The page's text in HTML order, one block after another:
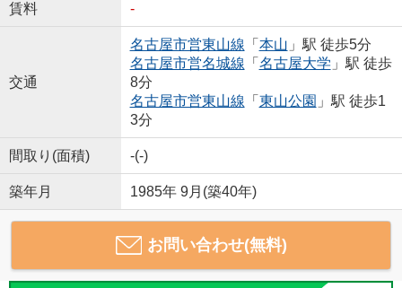
賃料 -
交通
名古屋市営東山線 「 本山 」駅 徒歩5分
名古屋市営名城線 「 名古屋大学 」駅 徒歩
8分
名古屋市営東山線 「 東山公園 」駅 徒歩1
3分
間取り(面積) -(-)
築年月 1985年 9月(築40年)
お問い合わせ(無料)